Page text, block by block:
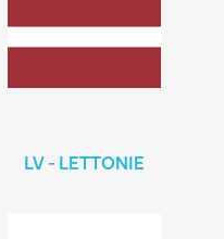
LV - LETTONIE